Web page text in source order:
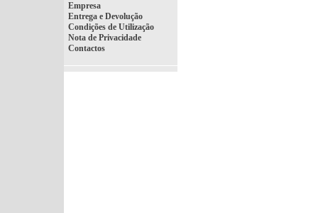
Empresa
Entrega e Devolução
Condições de Utilização
Nota de Privacidade
Contactos